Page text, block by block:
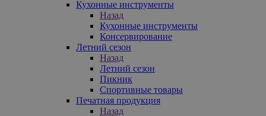
Кухонные инструменты
Назад
Кухонные инструменты
Консервирование
Летний сезон
Назад
Летний сезон
Пикник
Спортивные товары
Печатная продукция
Назад